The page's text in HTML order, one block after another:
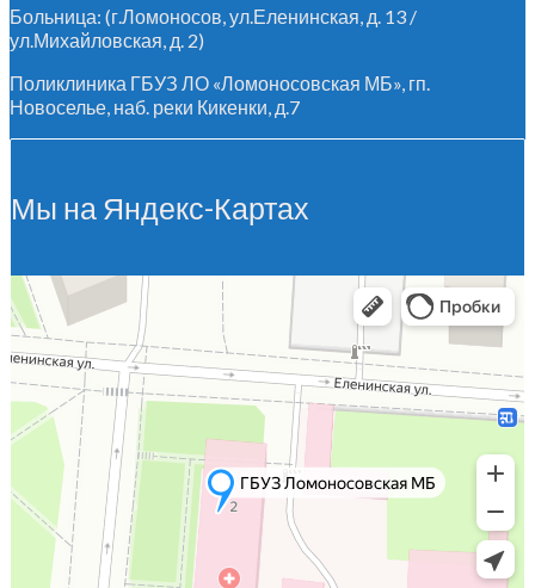
Больница: (г.Ломоносов, ул.Еленинская, д. 13 /
ул.Михайловская, д. 2)
Поликлиника ГБУЗ ЛО «Ломоносовская МБ», гп.
Новоселье, наб. реки Кикенки, д.7
Мы на Яндекс-Картах